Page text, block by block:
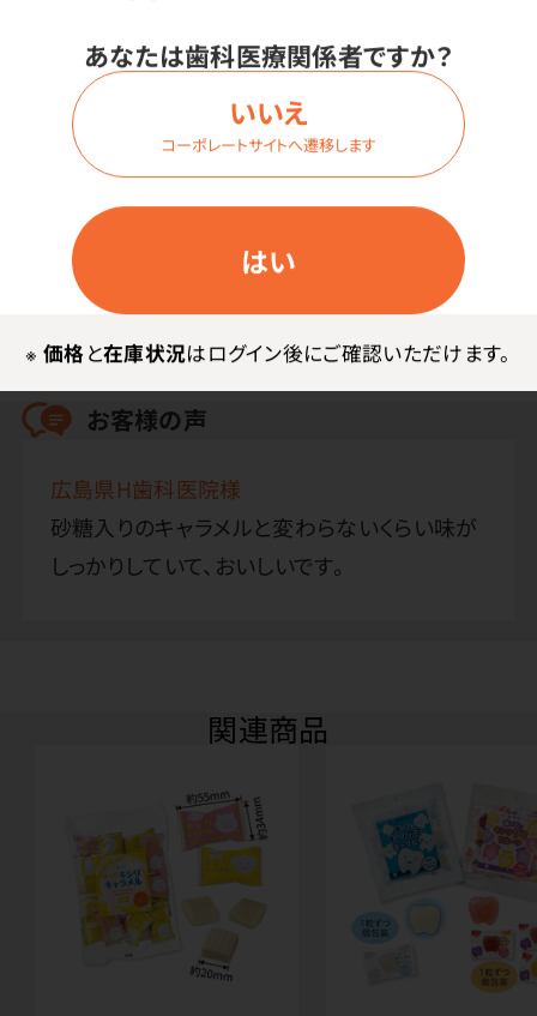
あなたは歯科医療関係者ですか？
はい
いいえ
コーポレートサイトへ遷移します
※ 価格と在庫状況はログイン後にご確認いただけます。
使用上の注意
※軽減税率対象商品です。
※患者さま向け価格は全てオープン価格です。
お客様・スタッフの声
お客様の声
広島県H歯科医院様
砂糖入りのキャラメルと変わらないくらい味が
しっかりしていて、おいしいです。
関連商品